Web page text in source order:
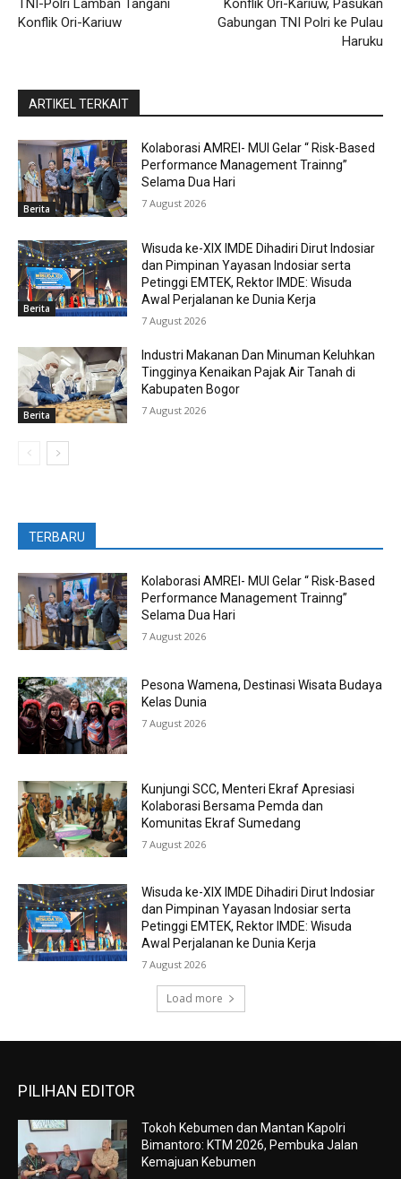
TNI-Polri Lamban Tangani
Konflik Ori-Kariuw
Konflik Ori-Kariuw, Pasukan
Gabungan TNI Polri ke Pulau
Haruku
ARTIKEL TERKAIT
Berita
Kolaborasi AMREI- MUI Gelar “ Risk-Based
Performance Management Trainng”
Selama Dua Hari
7 August 2026
Berita
Wisuda ke-XIX IMDE Dihadiri Dirut Indosiar
dan Pimpinan Yayasan Indosiar serta
Petinggi EMTEK, Rektor IMDE: Wisuda
Awal Perjalanan ke Dunia Kerja
7 August 2026
Berita
Industri Makanan Dan Minuman Keluhkan
Tingginya Kenaikan Pajak Air Tanah di
Kabupaten Bogor
7 August 2026
TERBARU
Kolaborasi AMREI- MUI Gelar “ Risk-Based
Performance Management Trainng”
Selama Dua Hari
7 August 2026
Pesona Wamena, Destinasi Wisata Budaya
Kelas Dunia
7 August 2026
Kunjungi SCC, Menteri Ekraf Apresiasi
Kolaborasi Bersama Pemda dan
Komunitas Ekraf Sumedang
7 August 2026
Wisuda ke-XIX IMDE Dihadiri Dirut Indosiar
dan Pimpinan Yayasan Indosiar serta
Petinggi EMTEK, Rektor IMDE: Wisuda
Awal Perjalanan ke Dunia Kerja
7 August 2026
Load more
PILIHAN EDITOR
Tokoh Kebumen dan Mantan Kapolri
Bimantoro: KTM 2026, Pembuka Jalan
Kemajuan Kebumen